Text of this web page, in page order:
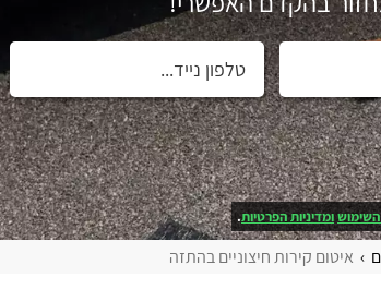
ומדיניות הפרטיות.
איטום קירות חיצוניים בהתזה